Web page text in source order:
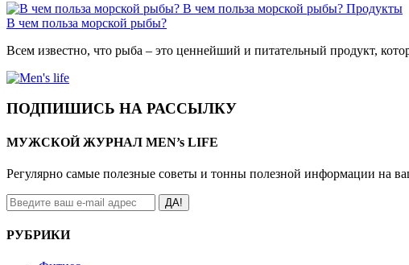
В чем польза морской рыбы? Продукты
В чем польза морской рыбы?
Всем известно, что рыба – это ценнейший и питательный продукт,
ПОДПИШИСЬ НА РАССЫЛКУ
МУЖСКОЙ ЖУРНАЛ MEN’s LIFE
Регулярно самые полезные советы и тонны полезной информации на
ДА!
РУБРИКИ